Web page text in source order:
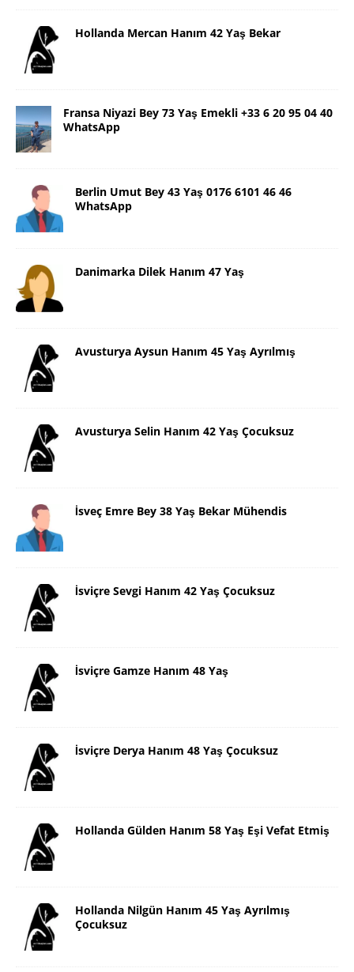
Hollanda Mercan Hanım 42 Yaş Bekar
Fransa Niyazi Bey 73 Yaş Emekli +33 6 20 95 04 40
WhatsApp
Berlin Umut Bey 43 Yaş 0176 6101 46 46
WhatsApp
Danimarka Dilek Hanım 47 Yaş
Avusturya Aysun Hanım 45 Yaş Ayrılmış
Avusturya Selin Hanım 42 Yaş Çocuksuz
İsveç Emre Bey 38 Yaş Bekar Mühendis
İsviçre Sevgi Hanım 42 Yaş Çocuksuz
İsviçre Gamze Hanım 48 Yaş
İsviçre Derya Hanım 48 Yaş Çocuksuz
Hollanda Gülden Hanım 58 Yaş Eşi Vefat Etmiş
Hollanda Nilgün Hanım 45 Yaş Ayrılmış
Çocuksuz